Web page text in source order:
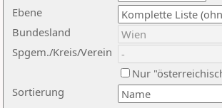
Ebene
Sortierung
Bundesland
Spgem./Kreis/Verein
Nur